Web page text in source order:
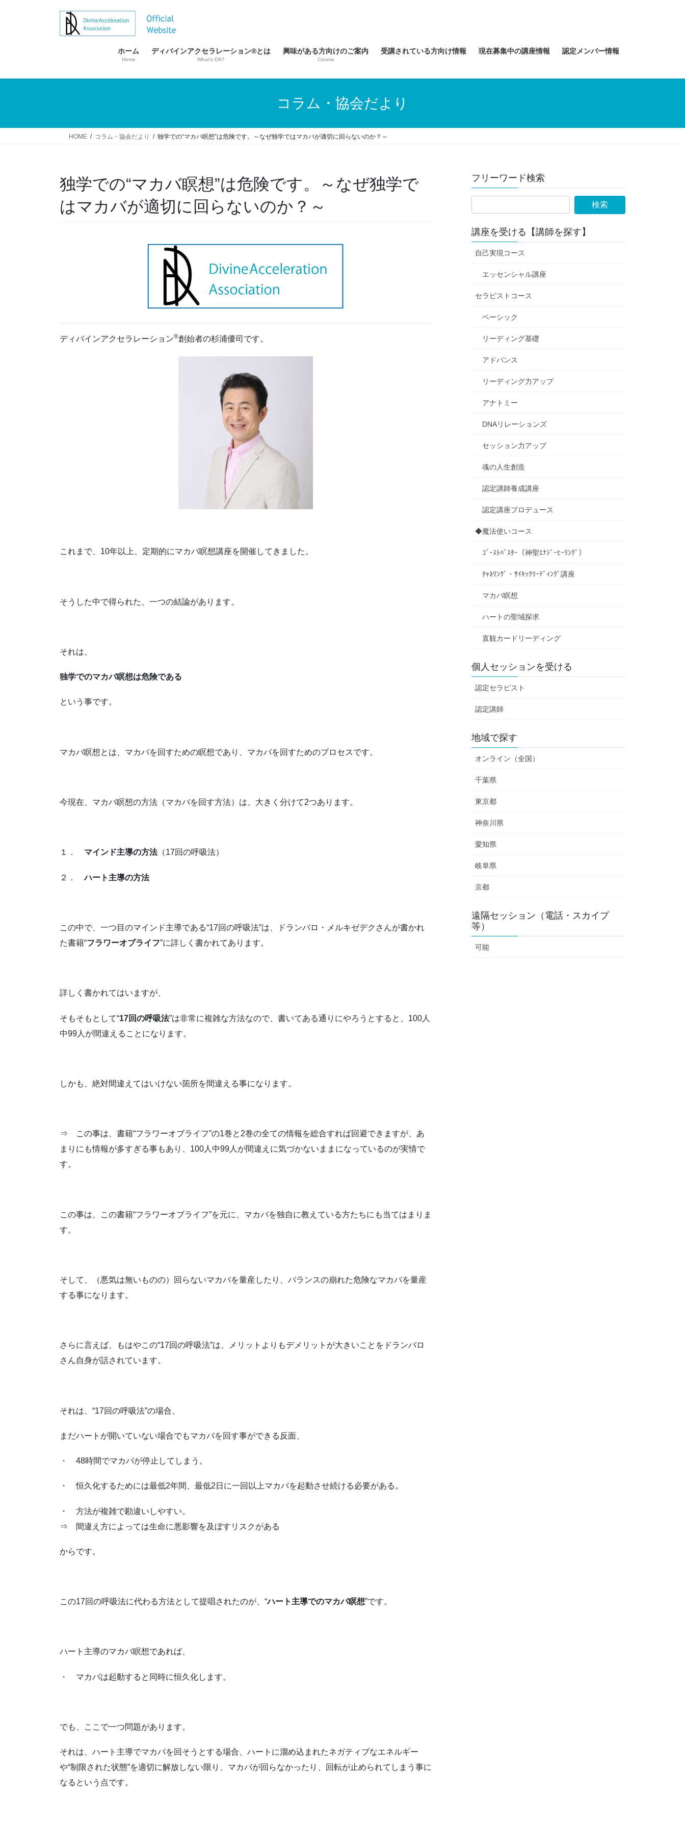
ス
ン
ホーム
Home
ディバインアクセラレーション®とは
What’s DA?
興味がある方向けのご案内
Course
受講されている方向け情報 現在募集中の講座情報 認定メンバー情報
コラム・協会だより
HOME コラム・協会だより 独学での“マカバ瞑想”は危険です。～なぜ独学ではマカバが適切に回らないのか？～
独学での“マカバ瞑想”は危険です。～なぜ独学で
はマカバが適切に回らないのか？～
ディバインアクセラレーション®創始者の杉浦優司です。
これまで、10年以上、定期的にマカバ瞑想講座を開催してきました。
そうした中で得られた、一つの結論があります。
それは、
独学でのマカバ瞑想は危険である
という事です。
マカバ瞑想とは、マカバを回すための瞑想であり、マカバを回すためのプロセスです。
今現在、マカバ瞑想の方法（マカバを回す方法）は、大きく分けて2つあります。
１． マインド主導の方法（17回の呼吸法）
２．ハート主導の方法
この中で、一つ目のマインド主導である“17回の呼吸法”は、ドランバロ・メルキゼデクさんが書かれ
た書籍“フラワーオブライフ”に詳しく書かれてあります。
詳しく書かれてはいますが、
そもそもとして“17回の呼吸法”は非常に複雑な方法なので、書いてある通りにやろうとすると、100人
中99人が間違えることになります。
しかも、絶対間違えてはいけない箇所を間違える事になります。
⇒ この事は、書籍“フラワーオブライフ”の1巻と2巻の全ての情報を総合すれば回避できますが、あ
まりにも情報が多すぎる事もあり、100人中99人が間違えに気づかないままになっているのが実情で
す。
この事は、この書籍“フラワーオブライフ”を元に、マカバを独自に教えている方たちにも当てはまりま
す。
そして、（悪気は無いものの）回らないマカバを量産したり、バランスの崩れた危険なマカバを量産
する事になります。
さらに言えば、もはやこの“17回の呼吸法”は、メリットよりもデメリットが大きいことをドランバロ
さん自身が話されています。
それは、“17回の呼吸法”の場合、
まだハートが開いていない場合でもマカバを回す事ができる反面、
・ 48時間でマカバが停止してしまう。
・ 恒久化するためには最低2年間、最低2日に一回以上マカバを起動させ続ける必要がある。
・ 方法が複雑で勘違いしやすい。
⇒ 間違え方によっては生命に悪影響を及ぼすリスクがある
からです。
この17回の呼吸法に代わる方法として提唱されたのが、“ハート主導でのマカバ瞑想”です。
ハート主導のマカバ瞑想であれば、
・ マカバは起動すると同時に恒久化します。
でも、ここで一つ問題があります。
それは、ハート主導でマカバを回そうとする場合、ハートに溜め込まれたネガティブなエネルギー
や“制限された状態”を適切に解放しない限り、マカバが回らなかったり、回転が止められてしまう事に
なるという点です。
フリーワード検索
講座を受ける【講師を探す】
自己実現コース
エッセンシャル講座
セラピストコース
ベーシック
リーディング基礎
アドバンス
リーディング力アップ
アナトミー
DNAリレーションズ
セッション力アップ
魂の人生創造
認定講師養成講座
認定講座プロデュース
◆魔法使いコース
ｺﾞｰｽﾄﾊﾞｽﾀｰ（神聖ｴﾅｼﾞｰﾋｰﾘﾝｸﾞ）
ﾁｬﾈﾘﾝｸﾞ・ｻｲｷｯｸﾘｰﾃﾞｨﾝｸﾞ講座
マカバ瞑想
ハートの聖域探求
直観カードリーディング
個人セッションを受ける
認定セラピスト
認定講師
地域で探す
オンライン（全国）
千葉県
東京都
神奈川県
愛知県
岐阜県
京都
遠隔セッション（電話・スカイプ
等）
可能